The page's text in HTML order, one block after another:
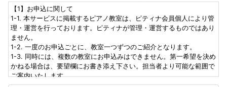
【1】お申込に関して
1-1. 本サービスに掲載するピアノ教室は、ピティナ会員個人により管
理・運営を行っております。ピティナが管理・運営するものではあり
ません。
1-2. 一度のお申込ごとに、教室一つずつのご紹介となります。
1-3. 同時には、複数の教室にお申込みはできません。第一希望を決め
かねる場合は、要望欄にお書き添え下さい。担当者より可能な範囲で
ご案内いたします。
1-4. 各教室、レッスンの空状況の変化により、お申込がお受けできな